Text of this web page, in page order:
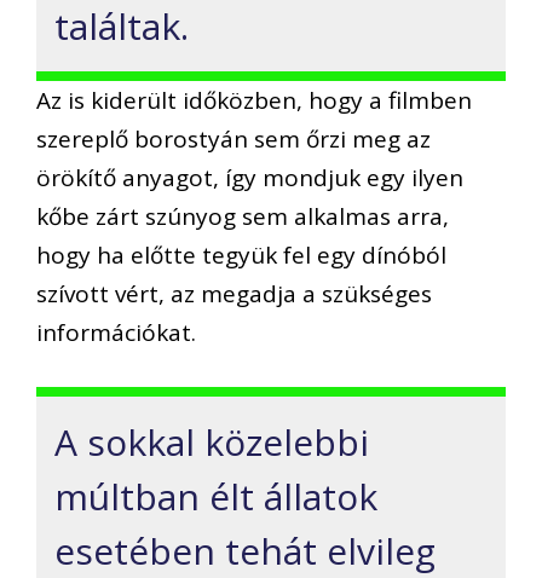
találtak.
Az is kiderült időközben, hogy a filmben
szereplő borostyán sem őrzi meg az
örökítő anyagot, így mondjuk egy ilyen
kőbe zárt szúnyog sem alkalmas arra,
hogy ha előtte tegyük fel egy dínóból
szívott vért, az megadja a szükséges
információkat.
A sokkal közelebbi
múltban élt állatok
esetében tehát elvileg